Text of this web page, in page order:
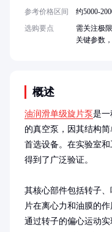
概述
油润滑单级旋片泵是一
的真空泵，因其结构
首选设备。在实验室
得到了广泛验证。
其核心部件包括转子
片在离心力和油膜的
通过转子的偏心运动
参考价格区间
约5000-
选购要点
需关注极
关键参数